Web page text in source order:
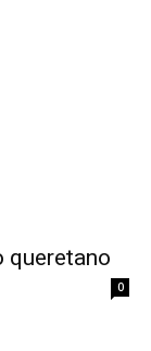
queretano
0